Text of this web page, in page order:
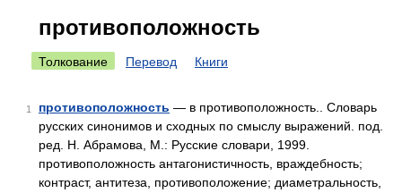
противоположность
Толкование Перевод Книги
1 противоположность — в противоположность.. Словарь
русских синонимов и сходных по смыслу выражений. под.
ред. Н. Абрамова, М.: Русские словари, 1999.
противоположность антагонистичность, враждебность;
контраст, антитеза, противоположение; диаметральность,